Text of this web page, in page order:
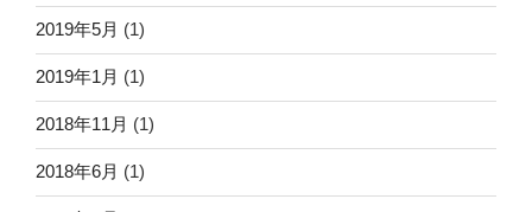
2019年5月 (1)
2019年1月 (1)
2018年11月 (1)
2018年6月 (1)